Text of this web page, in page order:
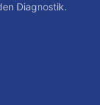
Diagnostik.